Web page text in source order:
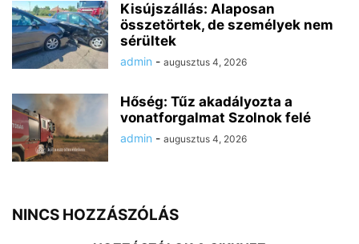
Kisújszállás: Alaposan
összetörtek, de személyek nem
sérültek
admin - augusztus 4, 2026
Hőség: Tűz akadályozta a
vonatforgalmat Szolnok felé
admin - augusztus 4, 2026
NINCS HOZZÁSZÓLÁS